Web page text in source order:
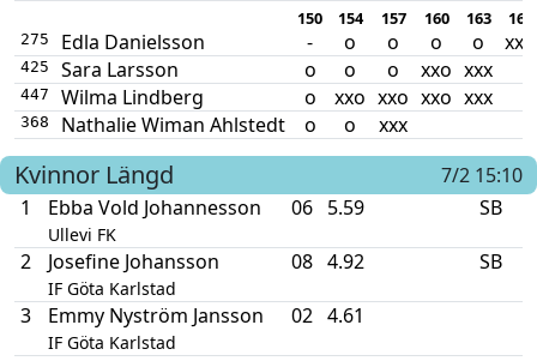
150 154 157 160 163 167
275 Edla Danielsson - o o o o xxo
425 Sara Larsson o o o xxo xxx
447 Wilma Lindberg o xxo xxo xxo xxx
368 Nathalie Wiman Ahlstedt o o xxx
Kvinnor Längd
7/2 15:10
1
Ebba Vold Johannesson
Ullevi FK
06 5.59 SB
2 Josefine Johansson
IF Göta Karlstad
08 4.92 SB
3 Emmy Nyström Jansson
IF Göta Karlstad
02 4.61